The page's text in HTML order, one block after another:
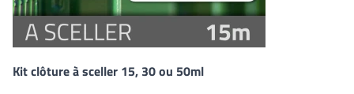
Kit clôture à sceller 15, 30 ou 50ml